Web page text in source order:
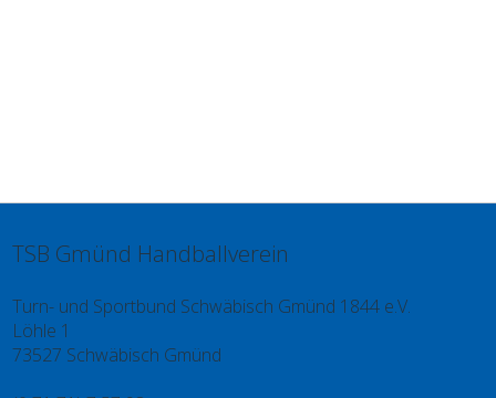
TSB Gmünd Handballverein
Turn- und Sportbund Schwäbisch Gmünd 1844 e.V.
Löhle 1
73527 Schwäbisch Gmünd